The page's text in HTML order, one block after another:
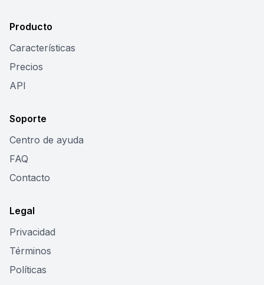
Producto
Características
Precios
API
Soporte
Centro de ayuda
FAQ
Contacto
Legal
Privacidad
Términos
Políticas